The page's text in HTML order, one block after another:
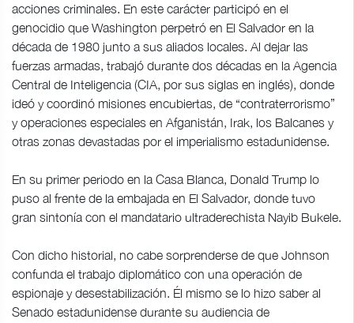
acciones criminales. En este carácter participó en el
genocidio que Washington perpetró en El Salvador en la
década de 1980 junto a sus aliados locales. Al dejar las
fuerzas armadas, trabajó durante dos décadas en la Agencia
Central de Inteligencia (CIA, por sus siglas en inglés), donde
ideó y coordinó misiones encubiertas, de “contraterrorismo”
y operaciones especiales en Afganistán, Irak, los Balcanes y
otras zonas devastadas por el imperialismo estadunidense.
En su primer periodo en la Casa Blanca, Donald Trump lo
puso al frente de la embajada en El Salvador, donde tuvo
gran sintonía con el mandatario ultraderechista Nayib Bukele.
Con dicho historial, no cabe sorprenderse de que Johnson
confunda el trabajo diplomático con una operación de
espionaje y desestabilización. Él mismo se lo hizo saber al
Senado estadunidense durante su audiencia de